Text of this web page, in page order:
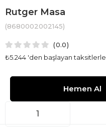
Rutger Masa
(8680002002145)
0.0
₺5.244 'den başlayan taksitlerle